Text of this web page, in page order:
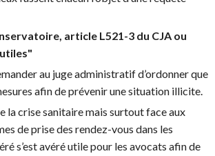
article L521-3 du CJA ou
au juge administratif d’ordonner que
afin de prévenir une situation illicite.
la crise sanitaire mais surtout face aux
de prise des rendez-vous dans les
s’est avéré utile pour les avocats afin de